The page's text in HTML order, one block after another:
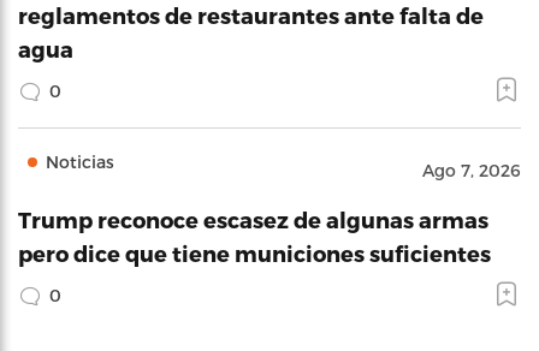
reglamentos de restaurantes ante falta de
agua
0
Noticias Ago 7, 2026
Trump reconoce escasez de algunas armas
pero dice que tiene municiones suficientes
0